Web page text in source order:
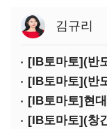
김규리